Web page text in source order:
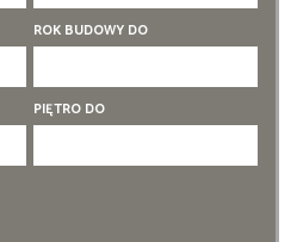
5 pokoi
6 pokoi
ROK BUDOWY DO
PIĘTRO DO